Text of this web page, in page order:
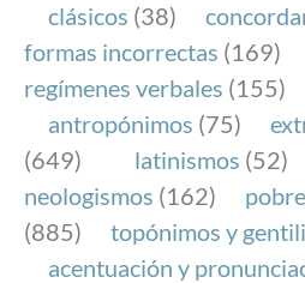
FundéuRAE es una
y la Real Academia
el buen uso del español
Internet.
clásicos (38)
formas incorrectas (169)
regímenes verbales (155)
antropónimos (75)
(649)
latinismos (52)
neologismos (162)
(885)
topónimos y
acentuación y